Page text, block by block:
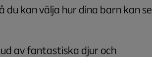
du kan välja hur dina barn kan se
av fantastiska djur och